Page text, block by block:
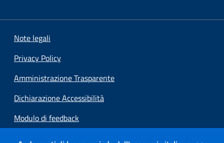
Note legali
Privacy Policy
Amministrazione Trasparente
Dichiarazione Accessibilità
Modulo di feedback